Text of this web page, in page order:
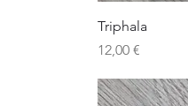
Triphala
Precio
12,00 €